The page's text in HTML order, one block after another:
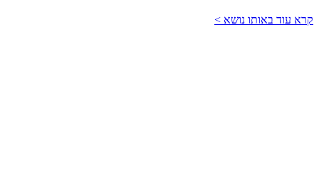
קרא עוד באותו נושא >